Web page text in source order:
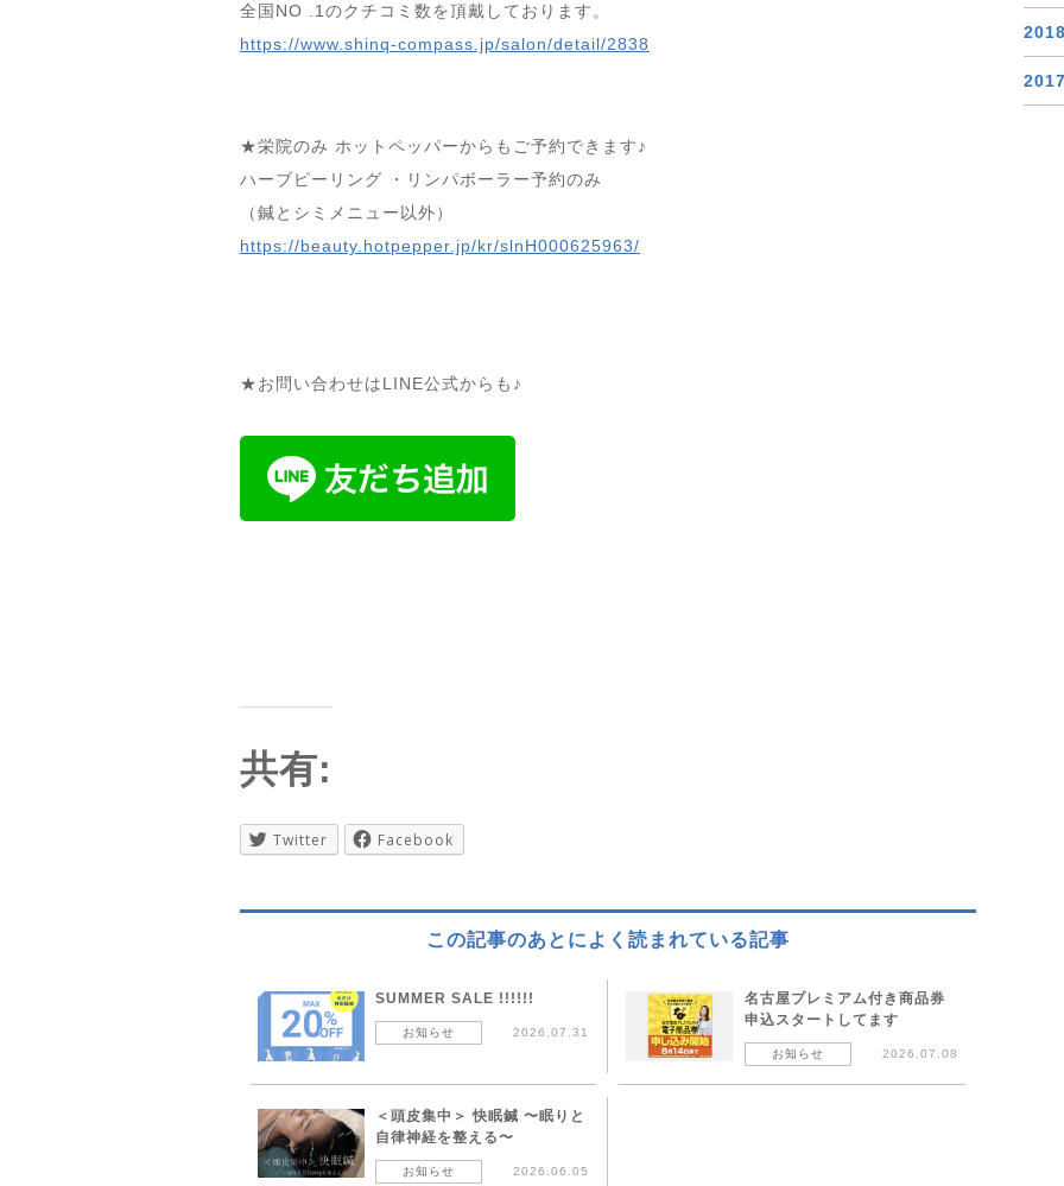
全国NO .1のクチコミ数を頂戴しております。
https://www.shinq-compass.jp/salon/detail/2838
★栄院のみ ホットペッパーからもご予約できます♪
ハーブピーリング ・リンパボーラー予約のみ
（鍼とシミメニュー以外）
https://beauty.hotpepper.jp/kr/slnH000625963/
★お問い合わせはLINE公式からも♪
共有:
Twitter Facebook
この記事のあとによく読まれている記事
SUMMER SALE !!!!!!
お知らせ 2026.07.31
名古屋プレミアム付き商品券
申込スタートしてます
お知らせ 2026.07.08
＜頭皮集中＞ 快眠鍼 〜眠りと
自律神経を整える〜
お知らせ 2026.06.05
2018
2017